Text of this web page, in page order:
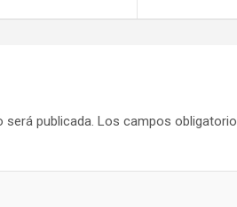
publicada. Los campos